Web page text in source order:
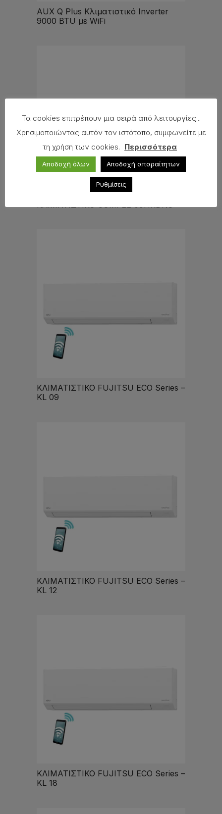
AUX Q Plus Κλιματιστικό Inverter
9000 BTU με WiFi
ΚΛΙΜΑΤΙΣΤΙΚΟ FUJITSU ECO Series –
KL 09
ΚΛΙΜΑΤΙΣΤΙΚΟ FUJITSU ECO Series –
KL 12
ΚΛΙΜΑΤΙΣΤΙΚΟ FUJITSU ECO Series –
KL 18
Τα cookies επιτρέπουν μια σειρά από λειτουργίες...
Χρησιμοποιώντας αυτόν τον ιστότοπο, συμφωνείτε με
τη χρήση των cookies. Περισσότερα
Αποδοχή όλων Αποδοχή απαραίτητων
Ρυθμίσεις